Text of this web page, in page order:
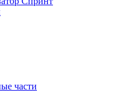
части